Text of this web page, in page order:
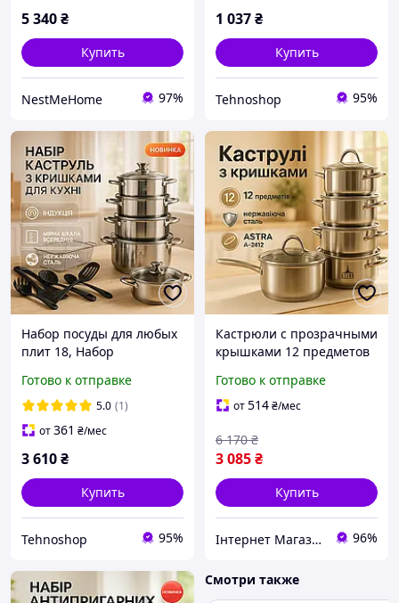
5 340₴
Купить
NestMeHome 97%
1 037₴
Купить
Tehnoshop 95%
Набор посуды для любых
плит 18, Набор
с крышкой, Кастрюли с
крышками XW-19
Готово к отправке
5.0 (1)
от361 ₴/мес
3 610₴
Купить
Tehnoshop 95%
Кастрюли с прозрачными
крышками 12 предметов
кастрюль с
антипригарным дном UE-
Готово к отправке
от514₴/мес
3 085₴
6 170 ₴
Купить
Інтернет Магазин "Tano" 96%
Смотри также